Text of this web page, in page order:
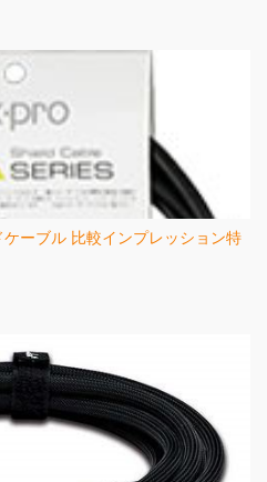
ーブル 比較インプレッション特